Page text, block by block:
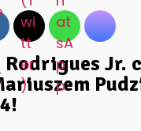
Rodrigues Jr.